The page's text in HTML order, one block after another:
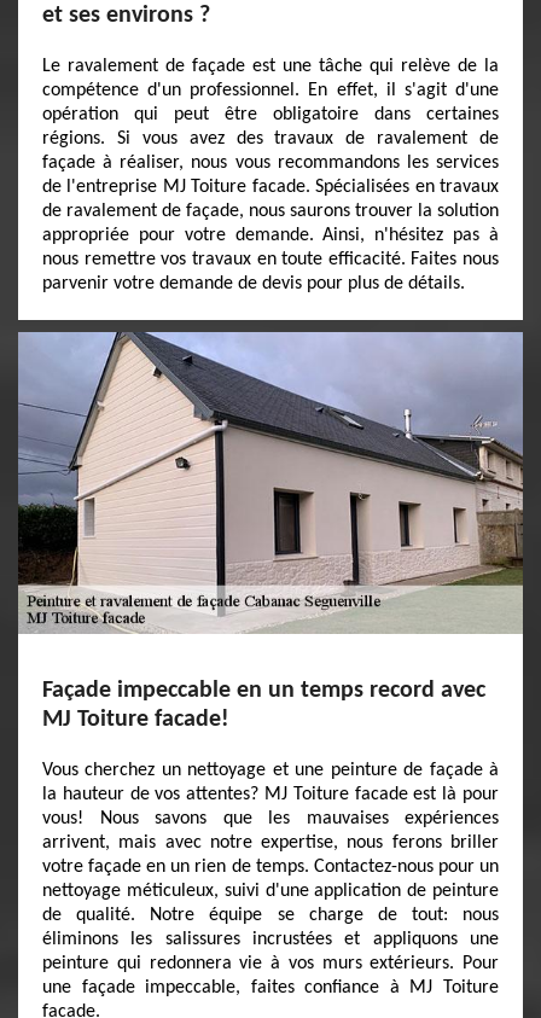
et ses environs ?
Le ravalement de façade est une tâche qui relève de la
compétence d'un professionnel. En effet, il s'agit d'une
opération qui peut être obligatoire dans certaines
régions. Si vous avez des travaux de ravalement de
façade à réaliser, nous vous recommandons les services
de l'entreprise MJ Toiture facade. Spécialisées en travaux
de ravalement de façade, nous saurons trouver la solution
appropriée pour votre demande. Ainsi, n'hésitez pas à
nous remettre vos travaux en toute efficacité. Faites nous
parvenir votre demande de devis pour plus de détails.
Façade impeccable en un temps record avec
MJ Toiture facade!
Vous cherchez un nettoyage et une peinture de façade à
la hauteur de vos attentes? MJ Toiture facade est là pour
vous! Nous savons que les mauvaises expériences
arrivent, mais avec notre expertise, nous ferons briller
votre façade en un rien de temps. Contactez-nous pour un
nettoyage méticuleux, suivi d'une application de peinture
de qualité. Notre équipe se charge de tout: nous
éliminons les salissures incrustées et appliquons une
peinture qui redonnera vie à vos murs extérieurs. Pour
une façade impeccable, faites confiance à MJ Toiture
facade.